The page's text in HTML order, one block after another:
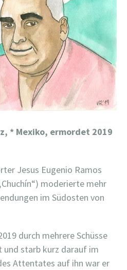
* Mexiko, ermordet 2019
Jesus Eugenio Ramos
moderierte mehr
im Südosten von
durch mehrere Schüsse
starb kurz darauf im
Attentates auf ihn war er